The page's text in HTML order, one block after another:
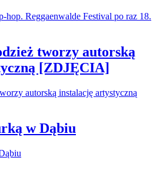
tworzy autorską
[ZDJĘCIA]
w Dąbiu